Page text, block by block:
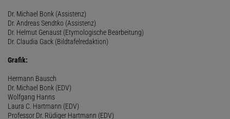
Dr. Michael Bonk (Assistenz)
Dr. Andreas Sendtko (Assistenz)
Dr. Helmut Genaust (Etymologische Bearbeitung)
Dr. Claudia Gack (Bildtafelredaktion)
Grafik:
Hermann Bausch
Dr. Michael Bonk (EDV)
Wolfgang Hanns
Laura C. Hartmann (EDV)
Professor Dr. Rüdiger Hartmann (EDV)